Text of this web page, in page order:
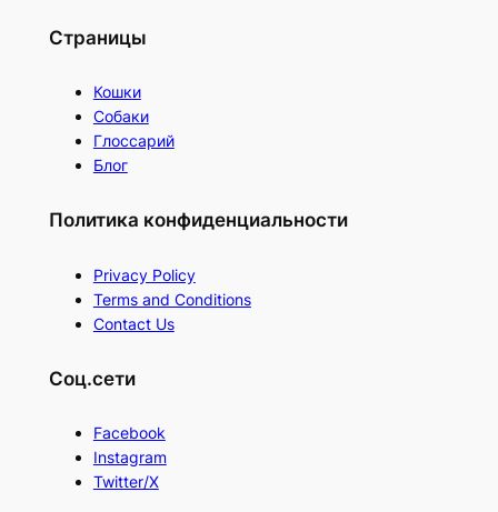
Страницы
Кошки
Собаки
Глоссарий
Блог
Политика конфиденциальности
Privacy Policy
Terms and Conditions
Contact Us
Соц.сети
Facebook
Instagram
Twitter/X